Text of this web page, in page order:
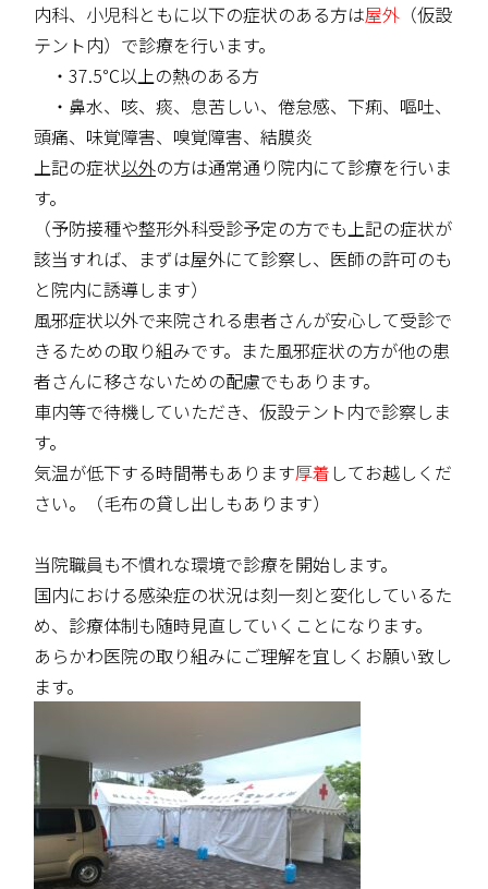
内科、小児科ともに以下の症状のある方は屋外 （仮設
テント内）で診療を行います。
・37.5℃以上の熱のある方
・鼻水、咳、痰、息苦しい、倦怠感、下痢、嘔吐、
頭痛、味覚障害、嗅覚障害、結膜炎
上記の症状以外の方は通常通り院内にて診療を行いま
す。
（予防接種や整形外科受診予定の方でも上記の症状が
該当すれば、まずは屋外にて診察し、医師の許可のも
と院内に誘導します）
風邪症状以外で来院される患者さんが安心して受診で
きるための取り組みです。また風邪症状の方が他の患
者さんに移さないための配慮でもあります。
車内等で待機していただき、仮設テント内で診察しま
す。
気温が低下する時間帯もあります厚着 してお越しくだ
さい。（毛布の貸し出しもあります）
当院職員も不慣れな環境で診療を開始します。
国内における感染症の状況は刻一刻と変化しているた
め、診療体制も随時見直していくことになります。
あらかわ医院の取り組みにご理解を宜しくお願い致し
ます。